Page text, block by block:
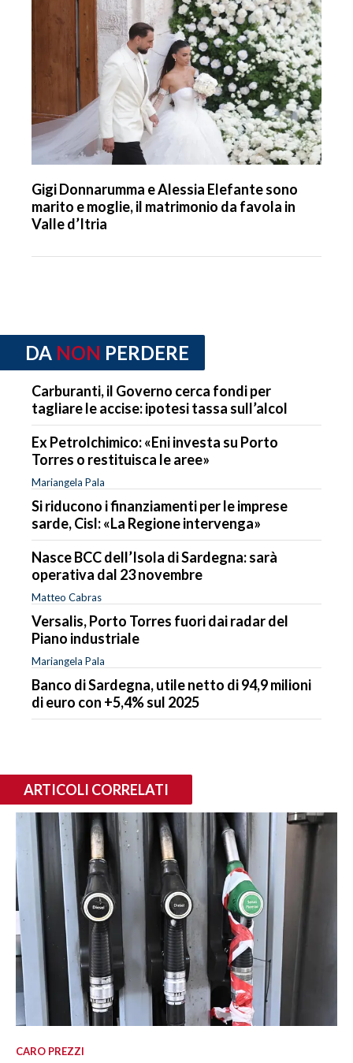
Gigi Donnarumma e Alessia Elefante sono
marito e moglie, il matrimonio da favola in
Valle d’Itria
DA NON PERDERE
Carburanti, il Governo cerca fondi per
tagliare le accise: ipotesi tassa sull’alcol
Ex Petrolchimico: «Eni investa su Porto
Torres o restituisca le aree»
Mariangela Pala
Si riducono i finanziamenti per le imprese
sarde, Cisl: «La Regione intervenga»
Nasce BCC dell’Isola di Sardegna: sarà
operativa dal 23 novembre
Matteo Cabras
Versalis, Porto Torres fuori dai radar del
Piano industriale
Mariangela Pala
Banco di Sardegna, utile netto di 94,9 milioni
di euro con +5,4% sul 2025
ARTICOLI CORRELATI
CARO PREZZI